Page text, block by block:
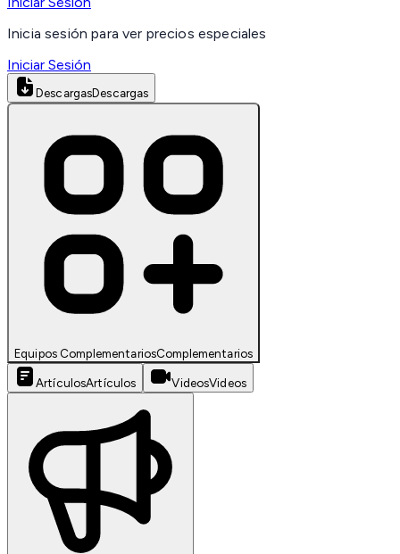
Inicia sesión para ver precios especiales
Iniciar Sesión
DescargasDescargas
Equipos ComplementariosComplementarios
ArtículosArtículos VideosVideos